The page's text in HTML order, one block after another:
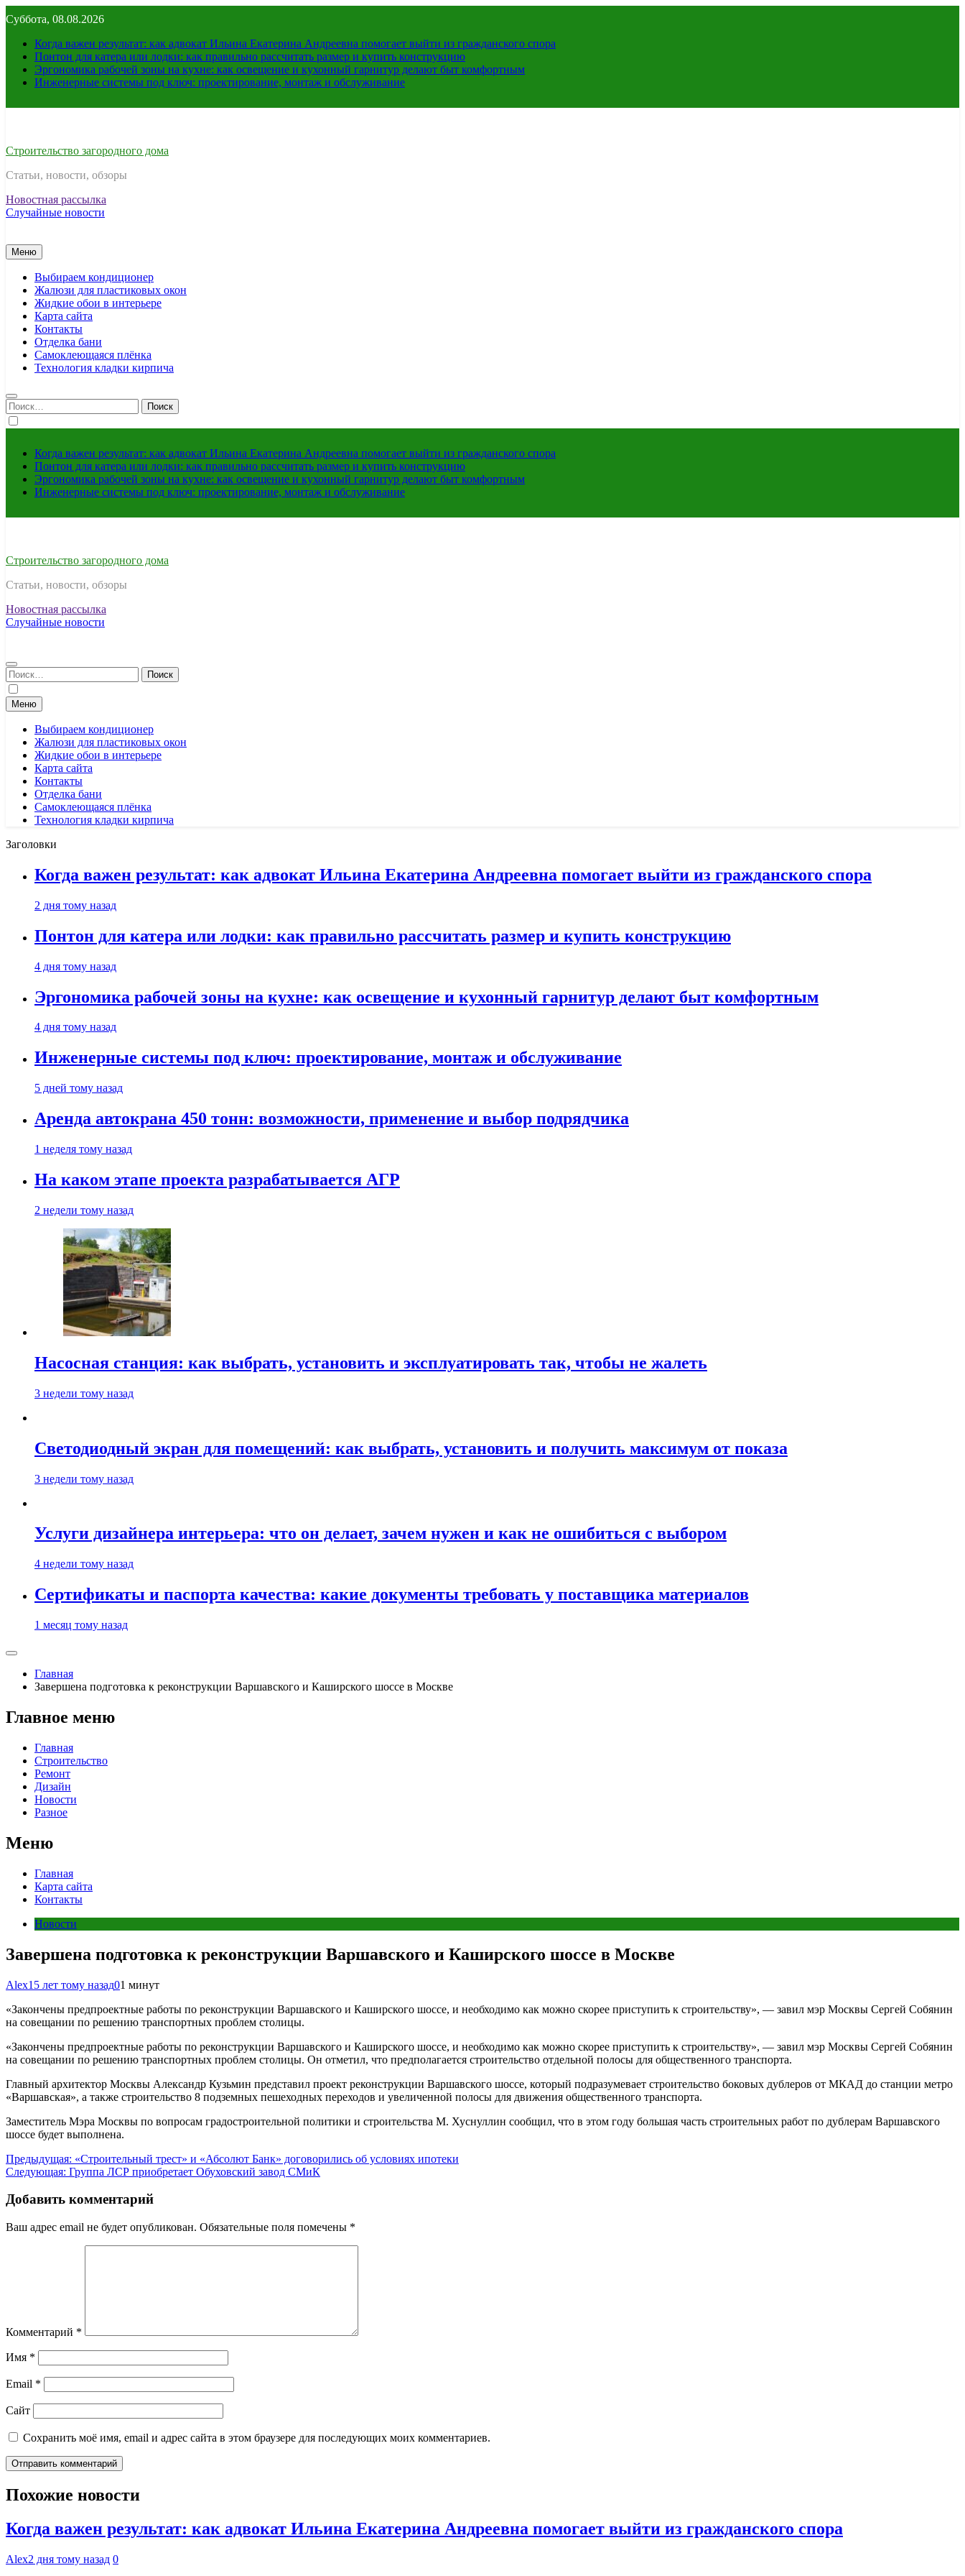
к
содержимому
Суббота, 08.08.2026
Когда важен результат: как адвокат Ильина Екатерина Андреевна помогает выйти из гражданского спора
Понтон для катера или лодки: как правильно рассчитать размер и купить конструкцию
Эргономика рабочей зоны на кухне: как освещение и кухонный гарнитур делают быт комфортным
Инженерные системы под ключ: проектирование, монтаж и обслуживание
Строительство загородного дома
Статьи, новости, обзоры
Новостная рассылка
Случайные новости
Меню
Выбираем кондиционер
Жалюзи для пластиковых окон
Жидкие обои в интерьере
Карта сайта
Контакты
Отделка бани
Самоклеющаяся плёнка
Технология кладки кирпича
Найти:
Когда важен результат: как адвокат Ильина Екатерина Андреевна помогает выйти из гражданского спора
Понтон для катера или лодки: как правильно рассчитать размер и купить конструкцию
Эргономика рабочей зоны на кухне: как освещение и кухонный гарнитур делают быт комфортным
Инженерные системы под ключ: проектирование, монтаж и обслуживание
Строительство загородного дома
Статьи, новости, обзоры
Новостная рассылка
Случайные новости
Найти:
Меню
Выбираем кондиционер
Жалюзи для пластиковых окон
Жидкие обои в интерьере
Карта сайта
Контакты
Отделка бани
Самоклеющаяся плёнка
Технология кладки кирпича
Заголовки
Когда важен результат: как адвокат Ильина Екатерина Андреевна помогает выйти из гражданского спора
2 дня тому назад
Понтон для катера или лодки: как правильно рассчитать размер и купить конструкцию
4 дня тому назад
Эргономика рабочей зоны на кухне: как освещение и кухонный гарнитур делают быт комфортным
4 дня тому назад
Инженерные системы под ключ: проектирование, монтаж и обслуживание
5 дней тому назад
Аренда автокрана 450 тонн: возможности, применение и выбор подрядчика
1 неделя тому назад
На каком этапе проекта разрабатывается АГР
2 недели тому назад
Насосная станция: как выбрать, установить и эксплуатировать так, чтобы не жалеть
3 недели тому назад
Светодиодный экран для помещений: как выбрать, установить и получить максимум от показа
3 недели тому назад
Услуги дизайнера интерьера: что он делает, зачем нужен и как не ошибиться с выбором
4 недели тому назад
Сертификаты и паспорта качества: какие документы требовать у поставщика материалов
1 месяц тому назад
Главная
Завершена подготовка к реконструкции Варшавского и Каширского шоссе в Москве
Главное меню
Главная
Строительство
Ремонт
Дизайн
Новости
Разное
Меню
Главная
Карта сайта
Контакты
Новости
Завершена подготовка к реконструкции Варшавского и Каширского шоссе в Москве
Alex15 лет тому назад01 минут
«Закончены предпроектные работы по реконструкции Варшавского и Каширского шоссе, и необходимо как можно скорее приступить к строительству», — завил мэр Москвы Сергей Собянин
на совещании по решению транспортных проблем столицы.
«Закончены предпроектные работы по реконструкции Варшавского и Каширского шоссе, и необходимо как можно скорее приступить к строительству», — завил мэр Москвы Сергей Собянин
на совещании по решению транспортных проблем столицы. Он отметил, что предполагается строительство отдельной полосы для общественного транспорта.
Главный архитектор Москвы Александр Кузьмин представил проект реконструкции Варшавского шоссе, который подразумевает строительство боковых дублеров от МКАД до станции метро
«Варшавская», а также строительство 8 подземных пешеходных переходов и увеличенной полосы для движения общественного транспорта.
Заместитель Мэра Москвы по вопросам градостроительной политики и строительства М. Хуснуллин сообщил, что в этом году большая часть строительных работ по дублерам Варшавского
шоссе будет выполнена.
Навигация
по
записям
Предыдущая: «Строительный трест» и «Абсолют Банк» договорились об условиях ипотеки
Следующая: Группа ЛСР приобретает Обуховский завод СМиК
Добавить комментарий
Ваш адрес email не будет опубликован. Обязательные поля помечены *
Комментарий *
Имя *
Email *
Сайт
Сохранить моё имя, email и адрес сайта в этом браузере для последующих моих комментариев.
Похожие новости
Когда важен результат: как адвокат Ильина Екатерина Андреевна помогает выйти из гражданского спора
Alex2 дня тому назад 0